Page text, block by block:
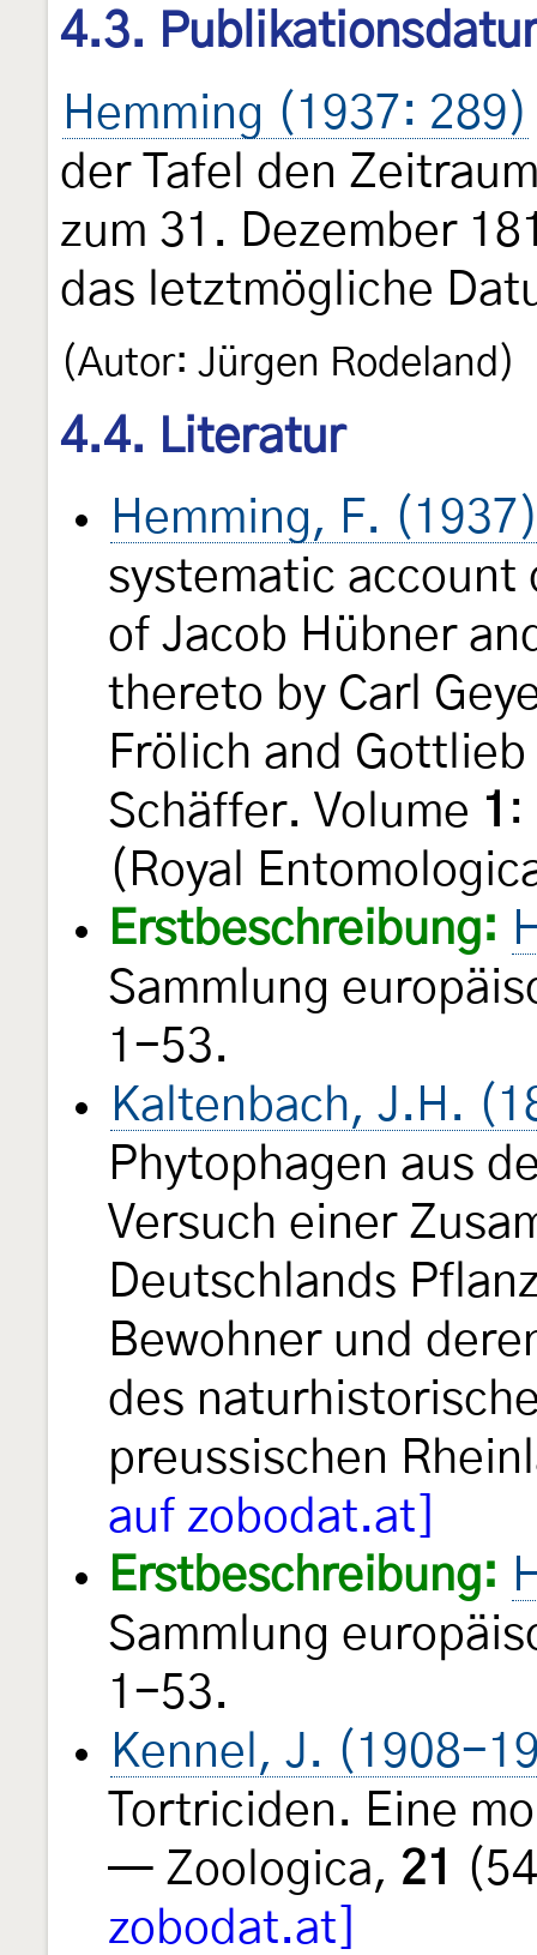
4.3.
Hemming (1937: 289)
der Tafel den
zum 31. Dezember
das letztmögliche
(Autor: Jürgen Rodeland)
4.4. Literatur
Hemming, F.
systematic account
of Jacob Hübner
thereto by Carl
Frölich and
Schäffer. Volume 1 :
(Royal
Erstbeschreibung:
Sammlung
1-53.
Kaltenbach, J.H.
Phytophagen aus
Versuch einer
Deutschlands
Bewohner und
des
preussischen
auf zobodat.at]
Erstbeschreibung:
Sammlung
1-53.
Kennel, J. (1908-
Tortriciden. Eine
— Zoologica, 21
zobodat.at]